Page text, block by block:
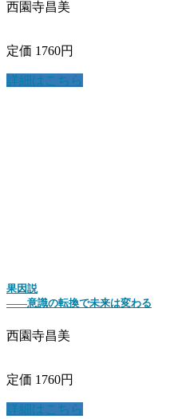
西園寺昌美
定価 1760円
詳細はこちら
果因説
――意識の転換で未来は変わる
西園寺昌美
定価 1760円
詳細はこちら